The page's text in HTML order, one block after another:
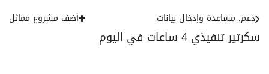
سكرتير تنفيذي 4 ساعات في اليوم
دعم، مساعدة وإدخال بيانات أضف مشروع مماثل